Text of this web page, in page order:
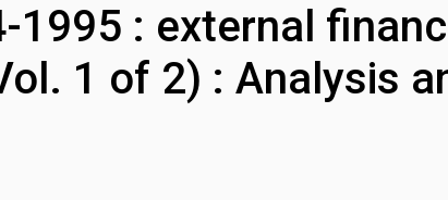
1995 : external
1 of 2) : Analysis